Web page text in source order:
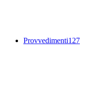
Provvedimenti127